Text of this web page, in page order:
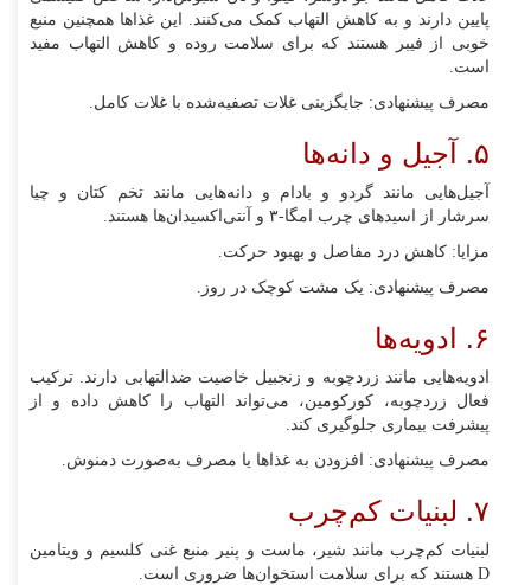
پایین دارند و به کاهش التهاب کمک می‌کنند. این غذاها همچنین منبع
خوبی از فیبر هستند که برای سلامت روده و کاهش التهاب مفید
است.
مصرف پیشنهادی: جایگزینی غلات تصفیه‌شده با غلات کامل.
۵. آجیل و دانه‌ها
آجیل‌هایی مانند گردو و بادام و دانه‌هایی مانند تخم کتان و چیا
سرشار از اسیدهای چرب امگا-۳ و آنتی‌اکسیدان‌ها هستند.
مزایا: کاهش درد مفاصل و بهبود حرکت.
مصرف پیشنهادی: یک مشت کوچک در روز.
۶. ادویه‌ها
ادویه‌هایی مانند زردچوبه و زنجبیل خاصیت ضدالتهابی دارند. ترکیب
فعال زردچوبه، کورکومین، می‌تواند التهاب را کاهش داده و از
پیشرفت بیماری جلوگیری کند.
مصرف پیشنهادی: افزودن به غذاها یا مصرف به‌صورت دمنوش.
۷. لبنیات کم‌چرب
لبنیات کم‌چرب مانند شیر، ماست و پنیر منبع غنی کلسیم و ویتامین
D هستند که برای سلامت استخوان‌ها ضروری است.